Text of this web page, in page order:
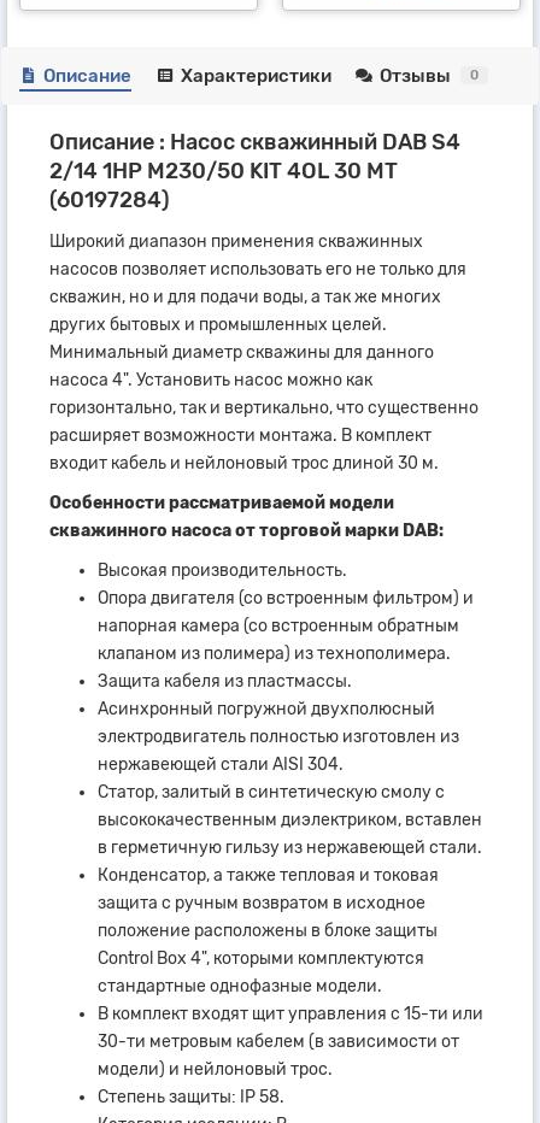
Описание Характеристики Отзывы 0
Описание : Насос скважинный DAB S4
2/14 1HP M230/50 KIT 4OL 30 MT
(60197284)
Широкий диапазон применения скважинных
насосов позволяет использовать его не только для
скважин, но и для подачи воды, а так же многих
других бытовых и промышленных целей.
Минимальный диаметр скважины для данного
насоса 4". Установить насос можно как
горизонтально, так и вертикально, что существенно
расширяет возможности монтажа. В комплект
входит кабель и нейлоновый трос длиной 30 м.
Особенности рассматриваемой модели
скважинного насоса от торговой марки DAB:
Высокая производительность.
Опора двигателя (со встроенным фильтром) и
напорная камера (со встроенным обратным
клапаном из полимера) из технополимера.
Защита кабеля из пластмассы.
Асинхронный погружной двухполюсный
электродвигатель полностью изготовлен из
нержавеющей стали AISI 304.
Статор, залитый в синтетическую смолу с
высококачественным диэлектриком, вставлен
в герметичную гильзу из нержавеющей стали.
Конденсатор, а также тепловая и токовая
защита с ручным возвратом в исходное
положение расположены в блоке защиты
Control Box 4", которыми комплектуются
стандартные однофазные модели.
В комплект входят щит управления с 15-ти или
30-ти метровым кабелем (в зависимости от
модели) и нейлоновый трос.
Степень защиты: IP 58.